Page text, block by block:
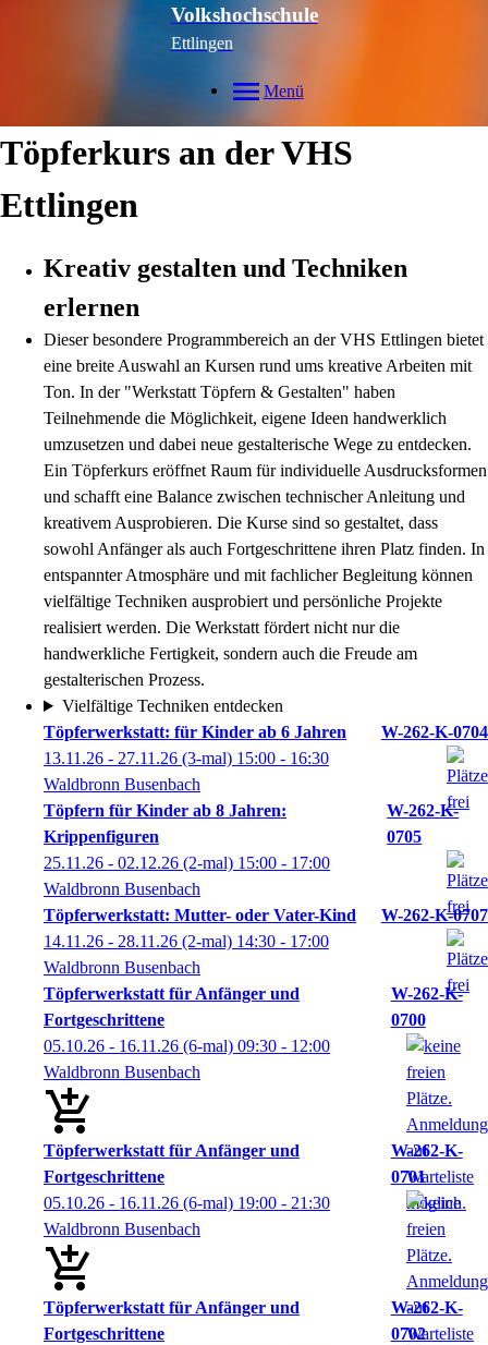
Volkshochschule
Ettlingen
Menü
Töpferkurs an der VHS
Ettlingen
Kreativ gestalten und Techniken
erlernen
Dieser besondere Programmbereich an der VHS Ettlingen bietet
eine breite Auswahl an Kursen rund ums kreative Arbeiten mit
Ton. In der "Werkstatt Töpfern & Gestalten" haben
Teilnehmende die Möglichkeit, eigene Ideen handwerklich
umzusetzen und dabei neue gestalterische Wege zu entdecken.
Ein Töpferkurs eröffnet Raum für individuelle Ausdrucksformen
und schafft eine Balance zwischen technischer Anleitung und
kreativem Ausprobieren. Die Kurse sind so gestaltet, dass
sowohl Anfänger als auch Fortgeschrittene ihren Platz finden. In
entspannter Atmosphäre und mit fachlicher Begleitung können
vielfältige Techniken ausprobiert und persönliche Projekte
realisiert werden. Die Werkstatt fördert nicht nur die
handwerkliche Fertigkeit, sondern auch die Freude am
gestalterischen Prozess.
Vielfältige Techniken entdecken
Töpferwerkstatt für Anfänger und
Fortgeschrittene
W-262-K-
0700
05.10.26 - 16.11.26 (6-mal) 09:30 - 12:00
Waldbronn Busenbach
Töpferwerkstatt für Anfänger und
Fortgeschrittene
W-262-K-
0701
05.10.26 - 16.11.26 (6-mal) 19:00 - 21:30
Waldbronn Busenbach
Töpferwerkstatt für Anfänger und
Fortgeschrittene
W-262-K-
0702
Töpferwerkstatt: für Kinder ab 6 Jahren
W-262-K-0704
13.11.26 - 27.11.26 (3-mal) 15:00 - 16:30
Waldbronn Busenbach
Töpfern für Kinder ab 8 Jahren:
Krippenfiguren
W-262-K-
0705
25.11.26 - 02.12.26 (2-mal) 15:00 - 17:00
Waldbronn Busenbach
Töpferwerkstatt: Mutter- oder Vater-Kind
W-262-K-0707
14.11.26 - 28.11.26 (2-mal) 14:30 - 17:00
Waldbronn Busenbach